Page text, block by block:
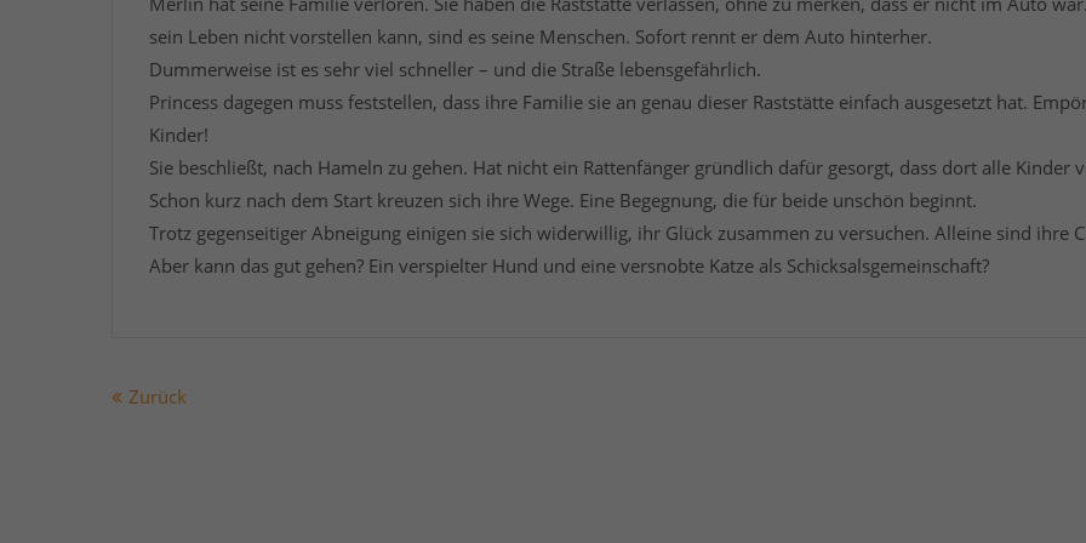
sein Leben nicht vorstellen kann, sind es seine Menschen. Sofort rennt er dem Auto hinterher.
Dummerweise ist es sehr viel schneller – und die Straße lebensgefährlich.
Princess dagegen muss feststellen, dass ihre Familie sie an genau dieser Raststätte einfach ausgesetzt hat.
Kinder!
Sie beschließt, nach Hameln zu gehen. Hat nicht ein Rattenfänger gründlich dafür gesorgt, dass dort alle Kinder
Schon kurz nach dem Start kreuzen sich ihre Wege. Eine Begegnung, die für beide unschön beginnt.
Trotz gegenseitiger Abneigung einigen sie sich widerwillig, ihr Glück zusammen zu versuchen. Alleine sind ihre
Aber kann das gut gehen? Ein verspielter Hund und eine versnobte Katze als Schicksalsgemeinschaft?
Zurück